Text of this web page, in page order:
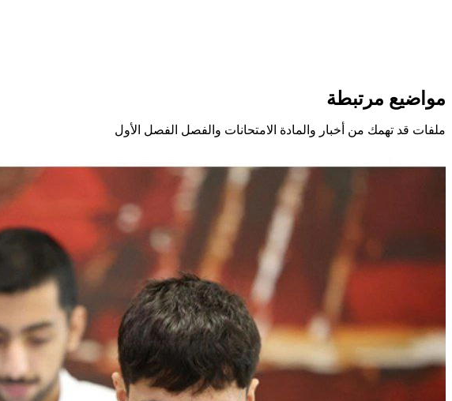
مواضيع مرتبطة
ملفات قد تهمك من أخبار والمادة الامتحانات والفصل الفصل الأول